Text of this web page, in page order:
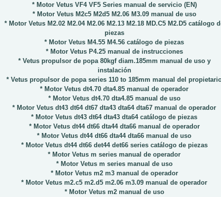
* Motor Vetus VF4 VF5 Series manual de servicio (EN)
* Motor Vetus M2c5 M2d5 M2.06 M3.09 manual de uso
* Motor Vetus M2.02 M2.04 M2.06 M2.13 M2.18 MD.C5 M2.D5 catálogo
piezas
* Motor Vetus M4.55 M4.56 catálogo de piezas
* Motor Vetus P4.25 manual de instrucciones
* Vetus propulsor de popa 80kgf diam.185mm manual de uso y
instalación
* Vetus propulsor de popa series 110 to 185mm manual del
* Motor Vetus dt4.70 dta4.85 manual de operador
* Motor Vetus dt4.70 dta4.85 manual de uso
* Motor Vetus dt43 dt64 dt67 dta43 dta64 dta67 manual de operador
* Motor Vetus dt43 dt64 dta43 dta64 catálogo de piezas
* Motor Vetus dt44 dt66 dta44 dta66 manual de operador
* Motor Vetus dt44 dt66 dta44 dta66 manual de uso
* Motor Vetus dt44 dt66 det44 det66 series catálogo de piezas
* Motor Vetus m series manual de operador
* Motor Vetus m series manual de uso
* Motor Vetus m2 m3 manual de operador
* Motor Vetus m2.c5 m2.d5 m2.06 m3.09 manual de operador
* Motor Vetus m2 manual de uso